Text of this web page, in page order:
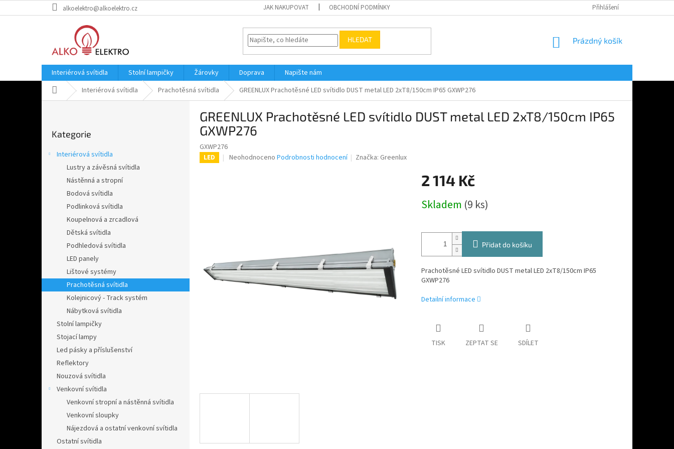
na
alkoelektro@alkoelektro.cz JAK NAKUPOVAT OBCHODNÍ PODMÍNKY Přihlášení
HLEDAT
NÁKUPNÍ
Prázdný košík
Interiérová svítidla Stolní lampičky Žárovky Doprava
Napište nám
Domů Interiérová svítidla Prachotěsná svítidla GREENLUX Prachotěsné LED svítidlo DUST metal LED 2xT8/150cm IP65 GXWP276
kategorie
Kategorie
Interiérová svítidla
Lustry a závěsná svítidla
Nástěnná a stropní
Bodová svítidla
Podlinková svítidla
Koupelnová a zrcadlová
Dětská svítidla
Podhledová svítidla
LED panely
Lištové systémy
Prachotěsná svítidla
Kolejnicový - Track systém
Nábytková svítidla
Stolní lampičky
Stojací lampy
Led pásky a příslušenství
Reflektory
Nouzová svítidla
Venkovní svítidla
Venkovní stropní a nástěnná svítidla
Venkovní sloupky
Nájezdová a ostatní venkovní svítidla
Ostatní svítidla
GREENLUX Prachotěsné LED svítidlo DUST metal LED 2xT8/150cm IP65
GXWP276
GXWP276
LED
Průměrné
Neohodnoceno Podrobnosti hodnocení Značka: Greenlux
2 114 Kč
cena:
Skladem (9 ks)
Přidat do košíku
Prachotěsné LED svítidlo DUST metal LED 2xT8/150cm IP65
GXWP276
Detailní informace
TISK ZEPTAT SE SDÍLET